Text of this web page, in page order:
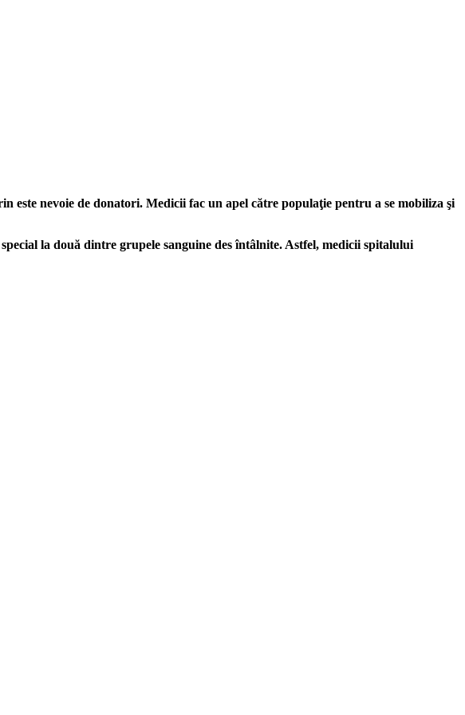
nevoie de donatori. Medicii fac un apel către populaţie pentru a se mobiliza şi
la două dintre grupele sanguine des întâlnite. Astfel, medicii spitalului